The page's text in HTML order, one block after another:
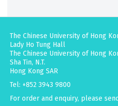
The Chinese University of Hong
Lady Ho Tung Hall
The Chinese University of Hong
Sha Tin, N.T.
Hong Kong SAR
Tel: +852 3943 9800
For order and enquiry, please